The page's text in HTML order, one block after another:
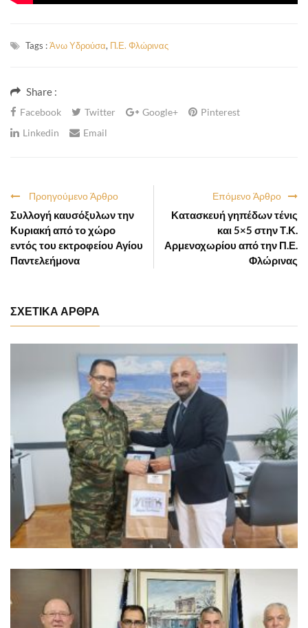
Tags :Άνω Υδρούσα, Π.Ε. Φλώρινας
Share :
Facebook Twitter Google+
Pinterest
Linkedin
Email
Επόμενο Άρθρο
Κατασκευή γηπέδων τένις
και 5×5 στην Τ.Κ.
Αρμενοχωρίου από την Π.Ε.
Φλώρινας
Προηγούμενο Άρθρο
Συλλογή καυσόξυλων την
Κυριακή από το χώρο
εντός του εκτροφείου Αγίου
Παντελεήμονα
ΣΧΕΤΙΚΑ ΑΡΘΡΑ